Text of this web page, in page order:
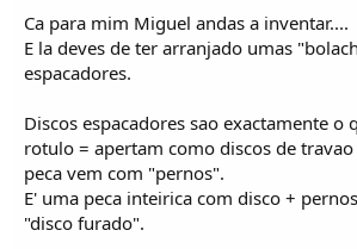
Ca para mim Miguel andas a inventar....
E la deves de ter arranjado umas
espacadores.
Discos espacadores sao exactamente o
rotulo = apertam como discos de
peca vem com "pernos".
E' uma peca inteirica com disco +
"disco furado".